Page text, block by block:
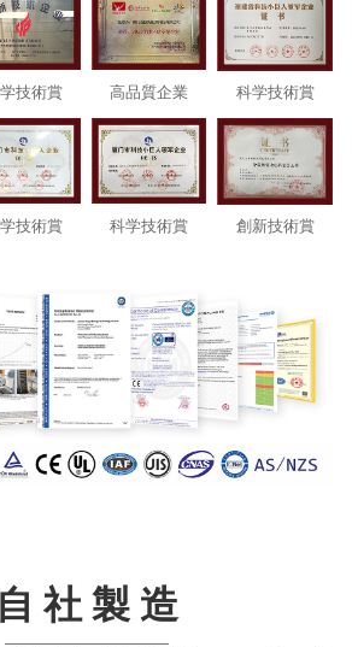
学技術賞 高品質企業 科学技術賞
技術賞 科学技術賞 創新技術賞
自 社 製 造